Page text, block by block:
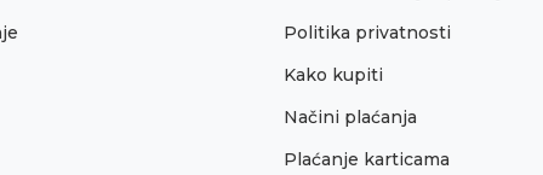
Politika privatnosti
Kako kupiti
Načini plaćanja
Plaćanje karticama